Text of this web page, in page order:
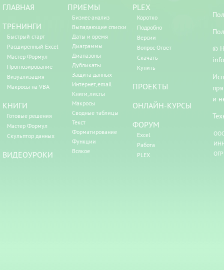
ГЛАВНАЯ
ТРЕНИНГИ
Быстрый старт
Расширенный Excel
Мастер Формул
Прогнозирование
Визуализация
Макросы на VBA
КНИГИ
Готовые решения
Мастер Формул
Скульптор данных
ВИДЕОУРОКИ
ПРИЕМЫ
Бизнес-анализ
Выпадающие списки
Даты и время
Диаграммы
Диапазоны
Дубликаты
Защита данных
Интернет, email
Книги, листы
Макросы
Сводные таблицы
Текст
Форматирование
Функции
Всякое
PLEX
Коротко
Подробно
Версии
Вопрос-Ответ
Скачать
Купить
ПРОЕКТЫ
ОНЛАЙН-КУРСЫ
ФОРУМ
Excel
Работа
PLEX
©
и